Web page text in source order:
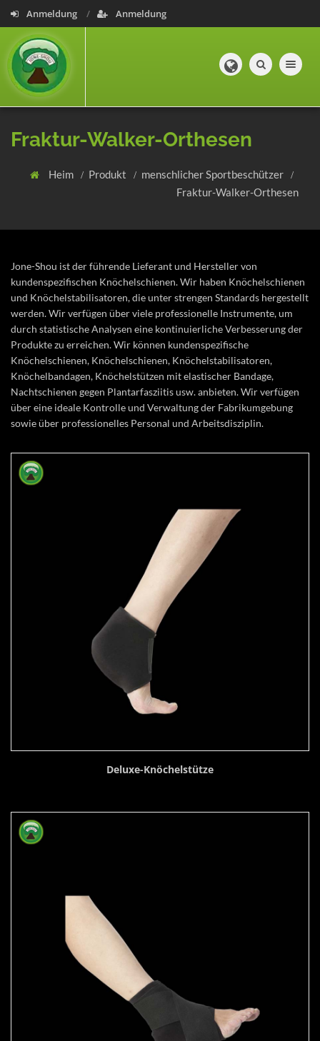
Anmeldung Anmeldung
Toggle
Fraktur-Walker-Orthesen
Heim Produkt
menschlicher Sportbeschützer
Fraktur-Walker-Orthesen
Jone-Shou ist der führende Lieferant und Hersteller von
kundenspezifischen Knöchelschienen. Wir haben Knöchelschienen
und Knöchelstabilisatoren, die unter strengen Standards hergestellt
werden. Wir verfügen über viele professionelle Instrumente, um
durch statistische Analysen eine kontinuierliche Verbesserung der
Produkte zu erreichen. Wir können kundenspezifische
Knöchelschienen, Knöchelschienen, Knöchelstabilisatoren,
Knöchelbandagen, Knöchelstützen mit elastischer Bandage,
Nachtschienen gegen Plantarfasziitis usw. anbieten. Wir verfügen
über eine ideale Kontrolle und Verwaltung der Fabrikumgebung
sowie über professionelles Personal und Arbeitsdisziplin.
Deluxe-Knöchelstütze